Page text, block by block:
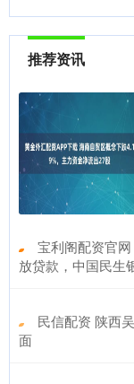
推荐资讯
宝利阁配资官
放贷款，中国民生
民信配资 陕西
面